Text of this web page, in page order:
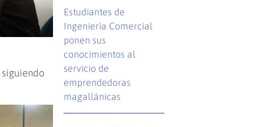
Estudiantes de
Ingeniería Comercial
ponen sus
conocimientos al
servicio de
emprendedoras
magallánicas